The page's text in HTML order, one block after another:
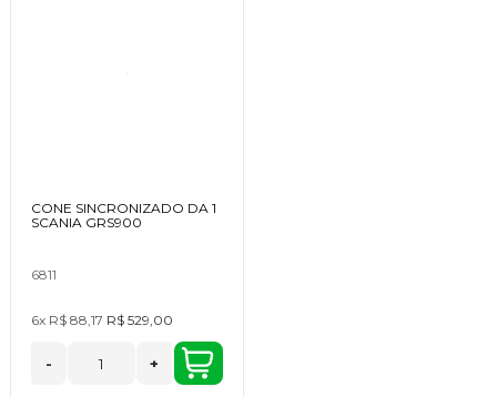
CONE SINCRONIZADO DA 1
SCANIA GRS900
6811
6x R$ 88,17 R$ 529,00
- +